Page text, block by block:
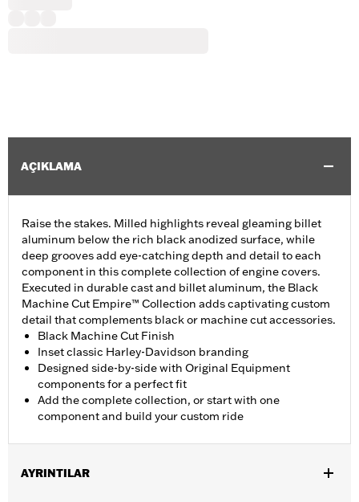
AÇIKLAMA
Raise the stakes. Milled highlights reveal gleaming billet
aluminum below the rich black anodized surface, while
deep grooves add eye-catching depth and detail to each
component in this complete collection of engine covers.
Executed in durable cast and billet aluminum, the Black
Machine Cut Empire™ Collection adds captivating custom
detail that complements black or machine cut accessories.
Black Machine Cut Finish
Inset classic Harley-Davidson branding
Designed side-by-side with Original Equipment
components for a perfect fit
Add the complete collection, or start with one
component and build your custom ride
AYRINTILAR